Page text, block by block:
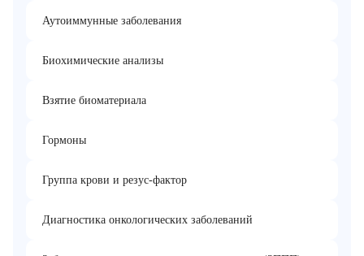
Аутоиммунные заболевания
Биохимические анализы
Взятие биоматериала
Гормоны
Группа крови и резус-фактор
Диагностика онкологических заболеваний